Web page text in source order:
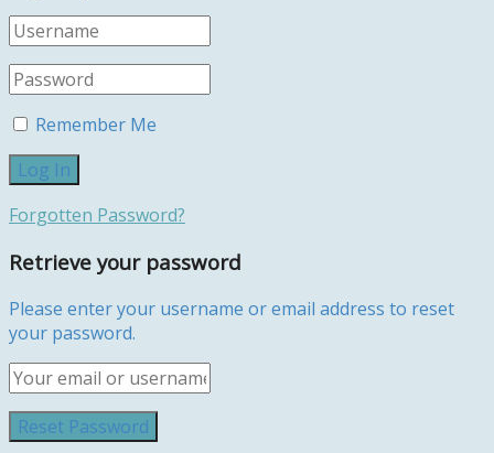
Remember Me
Forgotten Password?
Retrieve your password
Please enter your username or email address to reset
your password.